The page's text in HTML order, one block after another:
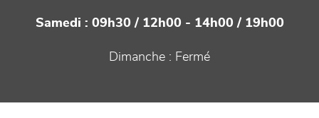
Samedi : 09h30 / 12h00 - 14h00 / 19h00
Dimanche : Fermé